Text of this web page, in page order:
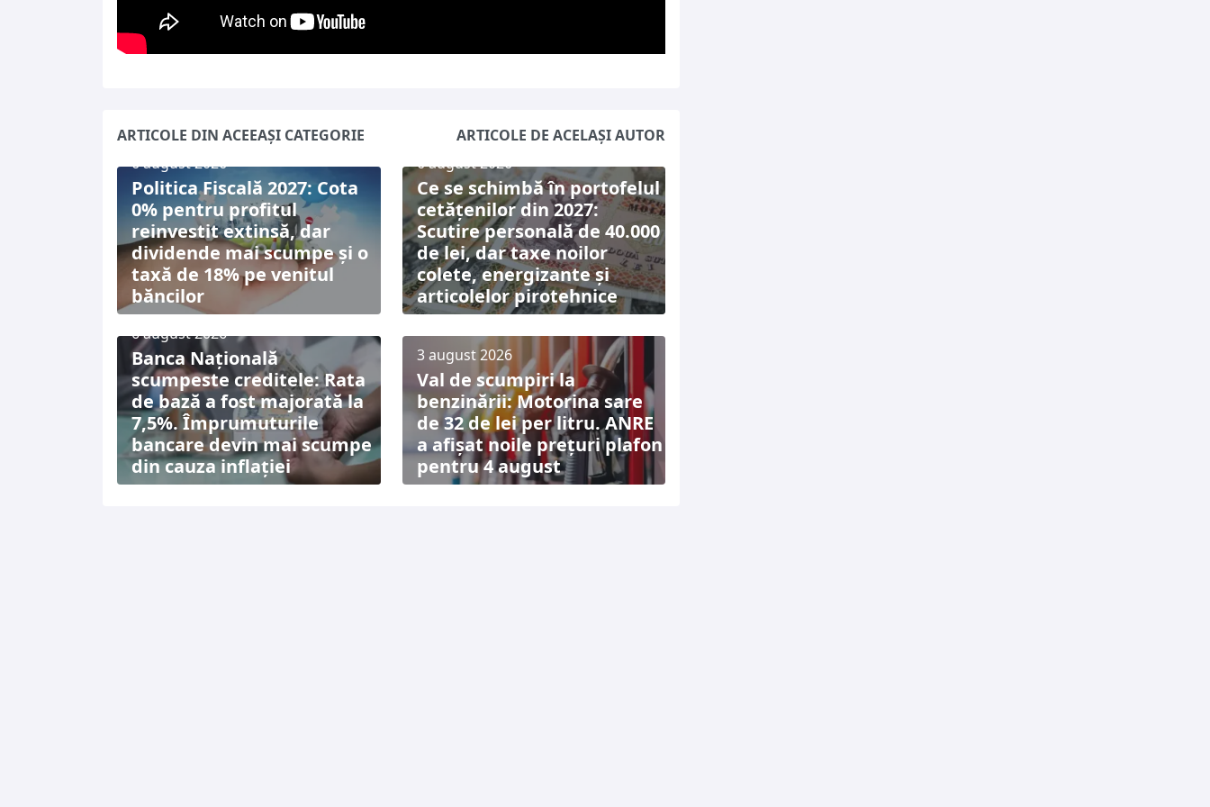
ARTICOLE DIN ACEEAȘI CATEGORIE
ARTICOLE DE ACELAȘI AUTOR
6 august 2026
Politica Fiscală 2027: Cota
0% pentru profitul
reinvestit extinsă, dar
dividende mai scumpe și o
taxă de 18% pe venitul
băncilor
6 august 2026
Ce se schimbă în portofelul
cetățenilor din 2027:
Scutire personală de 40.000
de lei, dar taxe noilor
colete, energizante și
articolelor pirotehnice
6 august 2026
Banca Națională
scumpeste creditele: Rata
de bază a fost majorată la
7,5%. Împrumuturile
bancare devin mai scumpe
din cauza inflației
3 august 2026
Val de scumpiri la
benzinării: Motorina sare
de 32 de lei per litru. ANRE
a afișat noile prețuri plafon
pentru 4 august